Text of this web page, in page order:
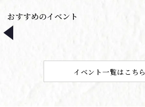
おすすめのイベント
イベント一覧はこちら